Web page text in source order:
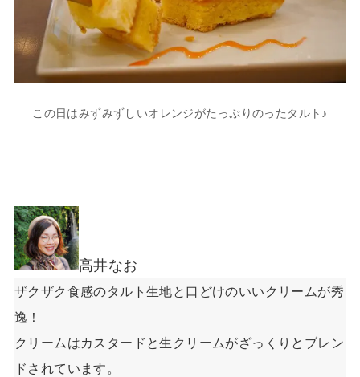
この日はみずみずしいオレンジがたっぷりのったタルト♪
高井なお
ザクザク食感のタルト生地と口どけのいいクリームが秀
逸！
クリームはカスタードと生クリームがざっくりとブレン
ドされています。